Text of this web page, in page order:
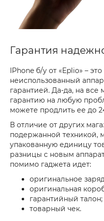
Гарантия
IPhone б/у от «Eplio» –
неиспользованный
гарантией. Да-да, на
гарантию на любую
можете продлить ее до
В отличие от других
подержанной техникой,
упакованную единицу
разницы с новым
помимо гаджета идет:
оригинальное
оригинальная
гарантийный талон;
товарный чек.